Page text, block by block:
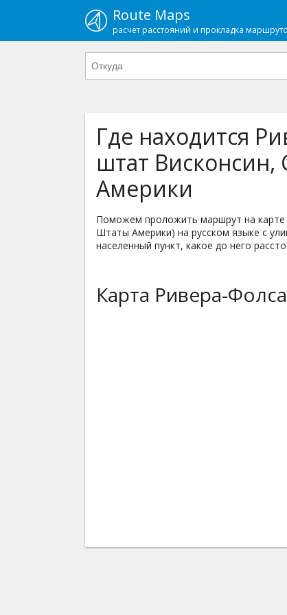
Route Maps
расчет расстояний и прокладка
Где находится
штат
Америки
Поможем проложить маршрут на карте
Штаты Америки) на русском языке с
населенный пункт, какое до него
Карта Ривера-Фолса